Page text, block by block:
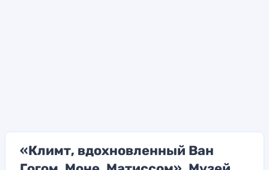
«Климт, вдохновленный Ван